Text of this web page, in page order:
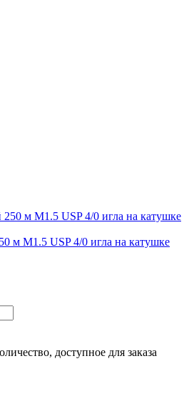
м М1.5 USP 4/0 игла на катушке
доступное для заказа